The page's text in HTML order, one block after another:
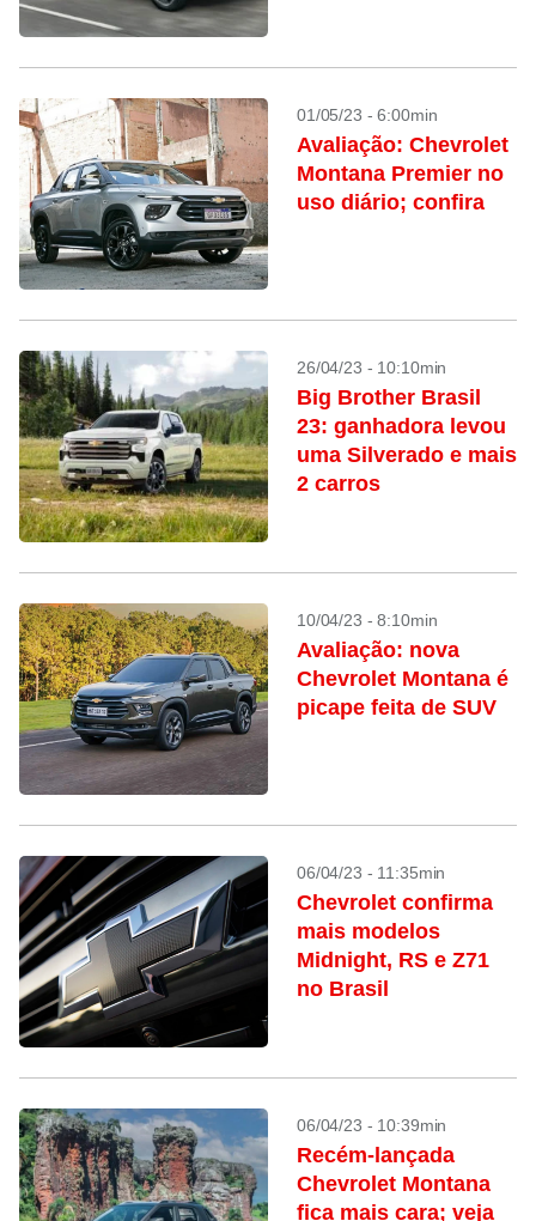
01/05/23 - 6:00min
Avaliação: Chevrolet
Montana Premier no
uso diário; confira
26/04/23 - 10:10min
Big Brother Brasil
23: ganhadora levou
uma Silverado e mais
2 carros
10/04/23 - 8:10min
Avaliação: nova
Chevrolet Montana é
picape feita de SUV
06/04/23 - 11:35min
Chevrolet confirma
mais modelos
Midnight, RS e Z71
no Brasil
06/04/23 - 10:39min
Recém-lançada
Chevrolet Montana
fica mais cara; veja